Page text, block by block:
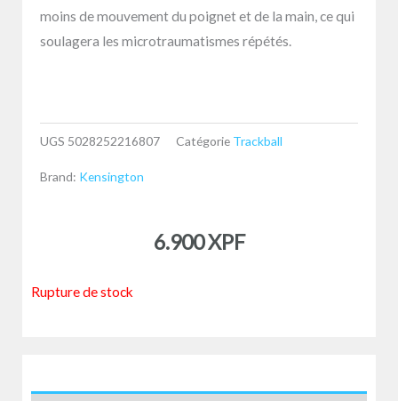
moins de mouvement du poignet et de la main, ce qui
soulagera les microtraumatismes répétés.
UGS 5028252216807 Catégorie Trackball
Brand: Kensington
6.900XPF
Rupture de stock